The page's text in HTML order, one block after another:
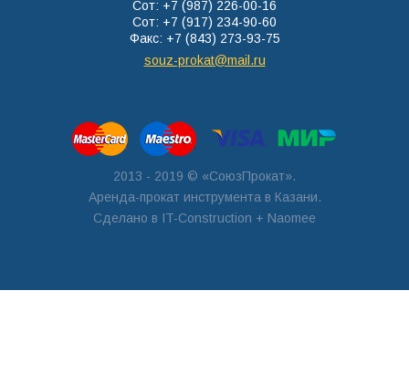
Сот: +7 (987) 226-00-16
Сот: +7 (917) 234-90-60
Факс: +7 (843) 273-93-75
souz-prokat@mail.ru
2013 - 2019 © «СоюзПрокат».
Аренда-прокат инструмента в Казани.
Сделано в IT-Construction + Naomee